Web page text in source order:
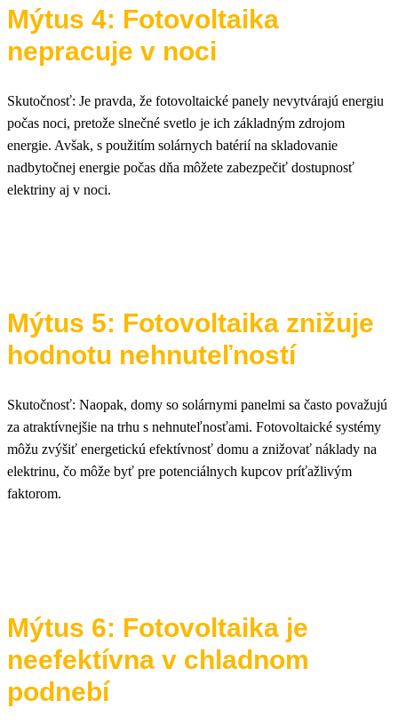
Mýtus 4: Fotovoltaika
nepracuje v noci
Skutočnosť: Je pravda, že fotovoltaické panely nevytvárajú energiu
počas noci, pretože slnečné svetlo je ich základným zdrojom
energie. Avšak, s použitím solárnych batérií na skladovanie
nadbytočnej energie počas dňa môžete zabezpečiť dostupnosť
elektriny aj v noci.
Mýtus 5: Fotovoltaika znižuje
hodnotu nehnuteľností
Skutočnosť: Naopak, domy so solárnymi panelmi sa často považujú
za atraktívnejšie na trhu s nehnuteľnosťami. Fotovoltaické systémy
môžu zvýšiť energetickú efektívnosť domu a znižovať náklady na
elektrinu, čo môže byť pre potenciálnych kupcov príťažlivým
faktorom.
Mýtus 6: Fotovoltaika je
neefektívna v chladnom
podnebí